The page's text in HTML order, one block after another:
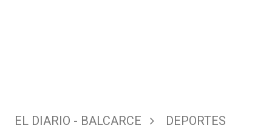
EL DIARIO - BALCARCE
DEPORTES